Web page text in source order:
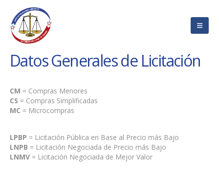
Datos Generales de Licitación
CM = Compras Menores
CS = Compras Simplificadas
MC = Microcompras
LPBP = Licitación Pública en Base al Precio más Bajo
LNPB = Licitación Negociada de Precio más Bajo
LNMV = Licitación Negociada de Mejor Valor